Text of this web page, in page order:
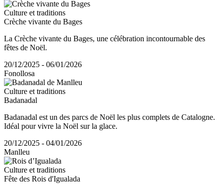
Culture et traditions
Crèche vivante du Bages
La Crèche vivante du Bages, une célébration incontournable des
fêtes de Noël.
20/12/2025 - 06/01/2026
Fonollosa
Culture et traditions
Badanadal
Badanadal est un des parcs de Noël les plus complets de Catalogne.
Idéal pour vivre la Noël sur la glace.
20/12/2025 - 04/01/2026
Manlleu
Culture et traditions
Fête des Rois d'Igualada